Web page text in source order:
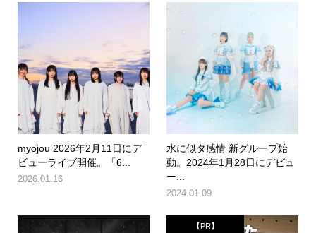
myojou 2026年2月11日にデ
ビューライブ開催。「6...
2026.01.16
水に似タ感情 新グループ始
動。2024年1月28日にデビュ
ー...
2024.01.09
【PR】